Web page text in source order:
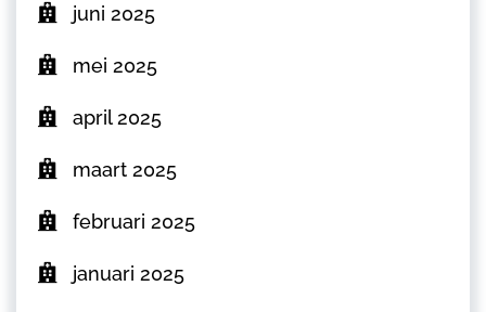
juni 2025
mei 2025
april 2025
maart 2025
februari 2025
januari 2025